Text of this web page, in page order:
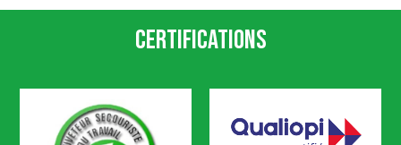
Certifications